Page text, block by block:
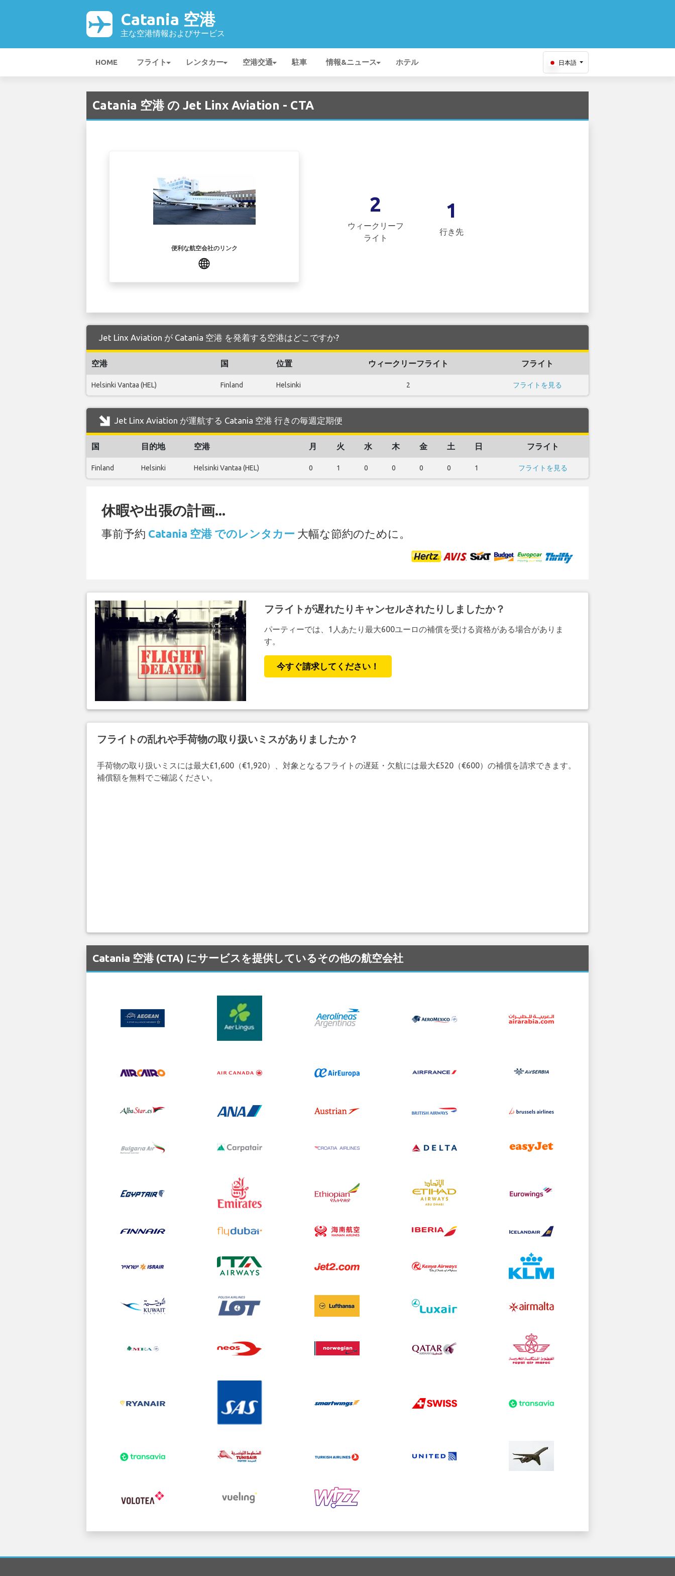
Catania 空港
主な空港情報およびサービス
HOME フライト レンタカー 空港交通 駐車 情報&ニュース ホテル 日本語
Catania 空港 の Jet Linx Aviation - CTA
便利な航空会社のリンク
2
ウィークリーフ
ライト
1
行き先
Jet Linx Aviation が Catania 空港 を発着する空港はどこですか?
空港 国 位置 ウィークリーフライト フライト
Helsinki Vantaa (HEL) Finland Helsinki 2 フライトを見る
Jet Linx Aviation が運航する Catania 空港 行きの毎週定期便
国 目的地 空港 月 火 水 木 金 土 日 フライト
Finland Helsinki Helsinki Vantaa (HEL) 0 1 0 0 0 0 1 フライトを見る
休暇や出張の計画...
事前予約 Catania 空港 でのレンタカー 大幅な節約のために。
フライトが遅れたりキャンセルされたりしましたか？
パーティーでは、1人あたり最大600ユーロの補償を受ける資格がある場合がありま
す。
今すぐ請求してください！
フライトの乱れや手荷物の取り扱いミスがありましたか？
手荷物の取り扱いミスには最大£1,600（€1,920）、対象となるフライトの遅延・欠航には最大£520（€600）の補償を請求できます。
補償額を無料でご確認ください。
Catania 空港 (CTA) にサービスを提供しているその他の航空会社